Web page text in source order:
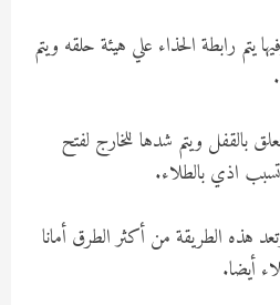
يتم رابطة الحذاء علي هيئة حلقه ويتم
بالقفل ويتم شدها للخارج لفتح
اذي بالطلاء.
هذه الطريقة من أكثر الطرق أمانا
أيضا.